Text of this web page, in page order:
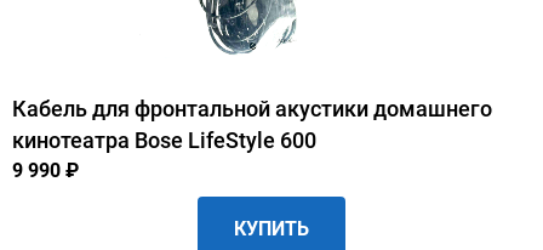
Кабель для фронтальной акустики домашнего
кинотеатра Bose LifeStyle 600
9 990 ₽
КУПИТЬ